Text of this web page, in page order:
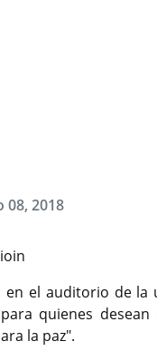
08, 2018
el auditorio de
quienes
la paz".